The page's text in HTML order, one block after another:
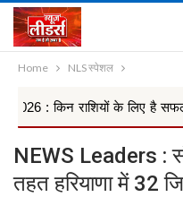
Home NLS स्पेशल
के लिए है सफलता के मजबूत
NEWS Leaders :
तहत हरियाणा में 32